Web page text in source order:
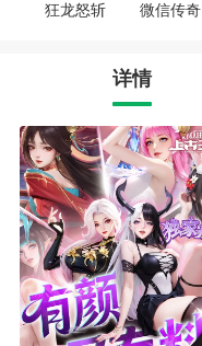
狂龙怒斩 微信传奇
详情